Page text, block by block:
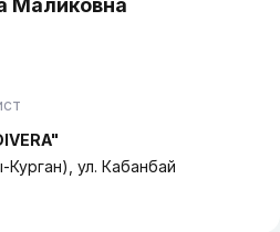
Маликовна
ул. Кабанбай